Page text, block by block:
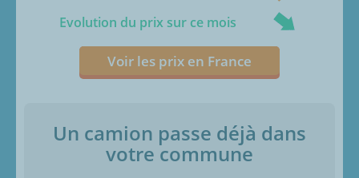
Evolution du prix sur ce mois
Voir les prix en France
Un camion passe déjà dans
votre commune